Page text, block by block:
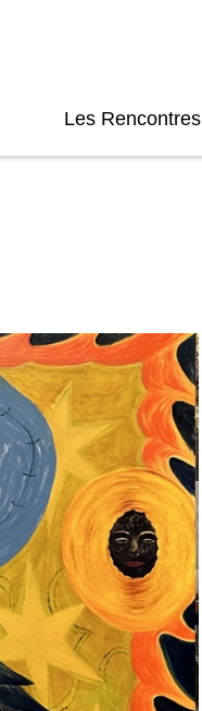
Les Rencontres